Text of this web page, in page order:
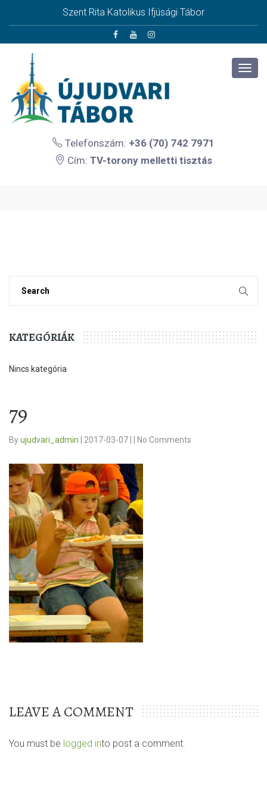
Szent Rita Katolikus Ifjúsági Tábor
Telefonszám: +36 (70) 742 7971
Cím: TV-torony melletti tisztás
KATEGÓRIÁK
Nincs kategória
79
Byujudvari_admin 2017-03-07 No Comments
LEAVE A COMMENT
You must be logged into post a comment.